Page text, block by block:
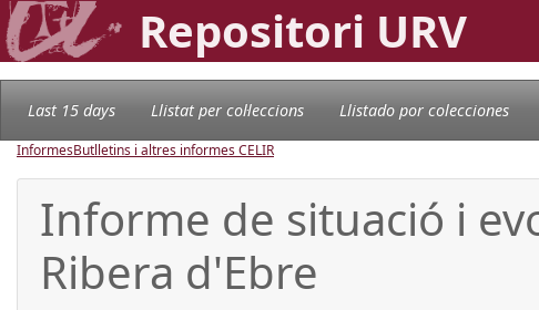
Repositori URV
Last 15 days Llistat per col·leccions Llistado por colecciones
InformesButlletins i altres informes CELIR
Informe de situació i
Ribera d'Ebre